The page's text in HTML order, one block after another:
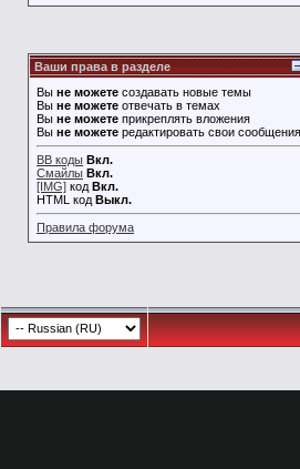
Ваши права в разделе
Вы не можете создавать новые темы
Вы не можете отвечать в темах
Вы не можете прикреплять вложения
Вы не можете редактировать свои сообщения
BB коды Вкл.
Смайлы Вкл.
[IMG] код Вкл.
HTML код Выкл.
Правила форума